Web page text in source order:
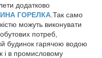
додатково
ГОРЕЛКА .Так само
можуть виконувати
потреб,
будинок гарячою водою
і в промисловому